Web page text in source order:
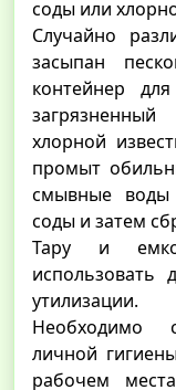
соды или
Случайно
засыпан
контейнер
хлорной
промыт
смывные воды
соды и затем
Тару и
утилизации.
Необходимо
личной
рабочем